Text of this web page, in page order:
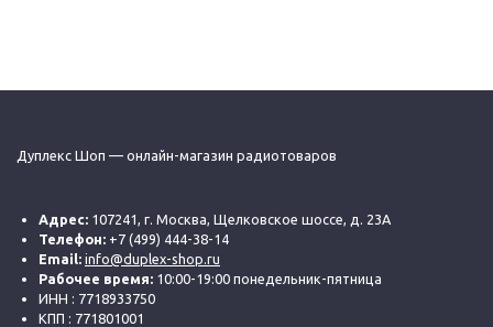
Дуплекс Шоп — онлайн-магазин радиотоваров
Адрес: 107241, г. Москва, Щелковское шоссе, д. 23А
Телефон: +7 (499) 444-38-14
Email: info@duplex-shop.ru
Рабочее время: 10:00-19:00 понедельник-пятница
ИНН : 7718933750
КПП : 771801001